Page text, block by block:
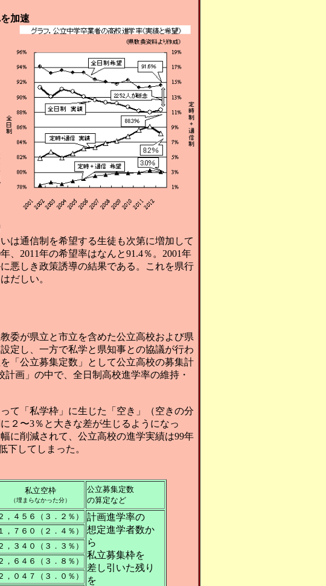
加速
は通信制を希望する生徒も次第に増加して
、2011年の希望率はなんと91.4％。2001年
悪しき政策誘導の結果である。これを県行
だしい。
委が県立と市立を含めた公立高校および県
定し、一方で私学と県知事との協議が行わ
「公立募集定数」として公立高校の募集計
画」の中で、全日制高校進学率の維持・
て「私学枠」に生じた「空き」（空きの分
２〜3％と大きな差が生じるようになっ
に削減されて、公立高校の進学実績は99年
下してしまった。
私立空枠
（埋まらなかった分）
公立募集定数
の算定など
，４５６（３．２％）
計画進学率の
想定進学者数か
ら
私立募集枠を
差し引いた残り
を
，７６０（２．４％）
，３４０（３．３％）
，６４６（３．８％）
，０４７（３．０％）